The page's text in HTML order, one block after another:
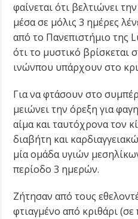
φαίνεται ότι βελτιώνει
μέσα σε μόλις 3 ημέρες
από το Πανεπιστήμιο της
ότι το μυστικό βρίσκεται
ινώνπου υπάρχουν στο
Για να φτάσουν στο
μειώνει την όρεξη για
αίμα και ταυτόχρονα τον
διαβήτη και
μία ομάδα υγιών
περίοδο 3 ημερών.
Ζήτησαν από τους
φτιαγμένο από κριθάρι